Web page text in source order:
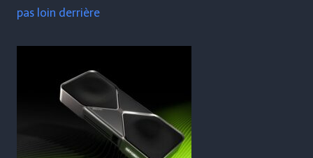
pas loin derrière